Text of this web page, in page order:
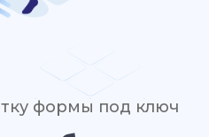
формы под ключ